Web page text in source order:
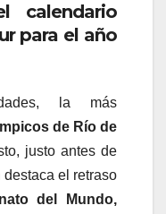
calendario
para el año
la más
de Río de
justo antes de
destaca el retraso
del Mundo,